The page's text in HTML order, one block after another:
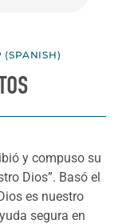
(SPANISH)
y compuso su
Dios”. Basó el
es nuestro
segura en